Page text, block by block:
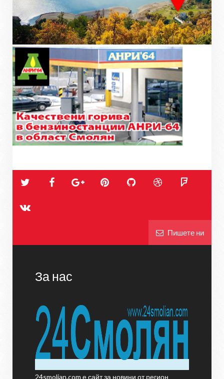
Пишете ни
За нас
24smolian.com е сайт за новини от регион